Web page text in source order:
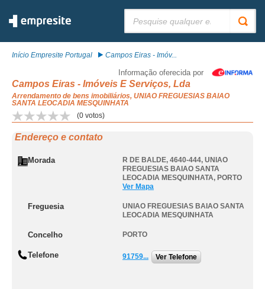
Início Empresite Portugal Campos Eiras - Imóv...
Informação oferecida por
Campos Eiras - Imóveis E Serviços, Lda
Arrendamento de bens imobiliários, UNIAO FREGUESIAS BAIAO
SANTA LEOCADIA MESQUINHATA
(0 votos)
Endereço e contato
Morada R DE BALDE, 4640-444, UNIAO
FREGUESIAS BAIAO SANTA
LEOCADIA MESQUINHATA, PORTO
Ver Mapa
Freguesia
UNIAO FREGUESIAS BAIAO SANTA
LEOCADIA MESQUINHATA
Concelho PORTO
Telefone 91759... Ver Telefone